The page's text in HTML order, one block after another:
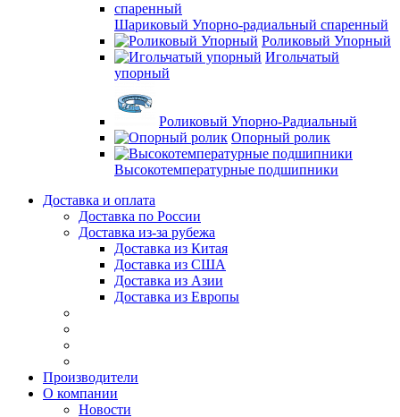
Шариковый Упорно-радиальный спаренный
Роликовый Упорный
Игольчатый
упорный
Роликовый Упорно-Радиальный
Опорный ролик
Высокотемпературные подшипники
Доставка и оплата
Доставка по России
Доставка из-за рубежа
Доставка из Китая
Доставка из США
Доставка из Азии
Доставка из Европы
Производители
О компании
Новости